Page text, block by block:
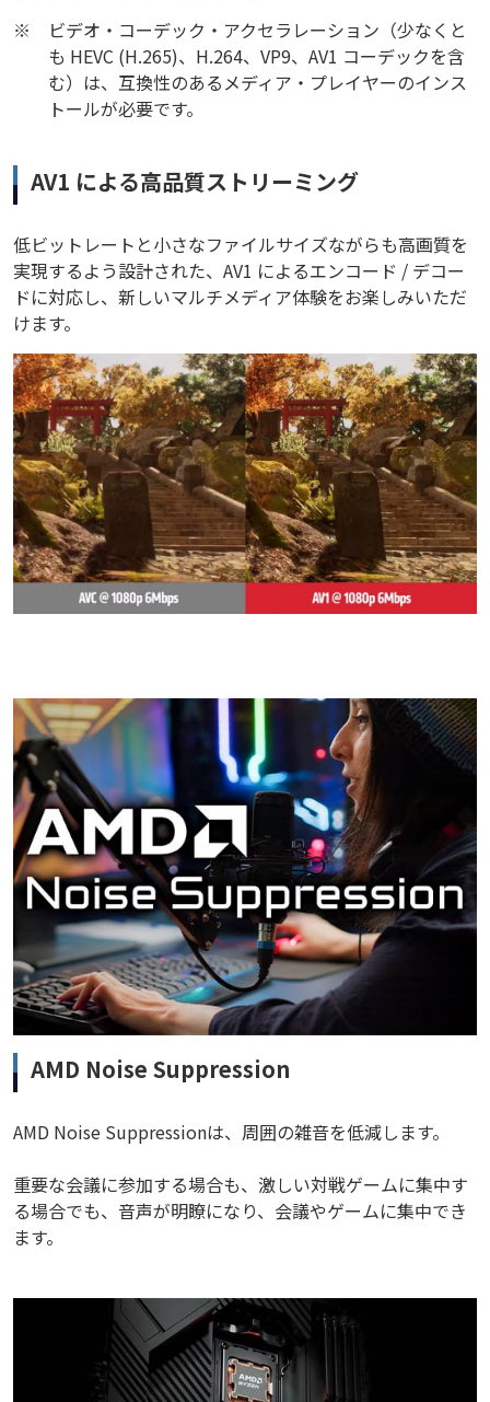
※
ビデオ・コーデック・アクセラレーション（少なくと
も HEVC (H.265)、H.264、VP9、AV1 コーデックを含
む）は、互換性のあるメディア・プレイヤーのインス
トールが必要です。
AV1 による高品質ストリーミング
低ビットレートと小さなファイルサイズながらも高画質を
実現するよう設計された、AV1 によるエンコード / デコー
ドに対応し、新しいマルチメディア体験をお楽しみいただ
けます。
AMD Noise Suppression
AMD Noise Suppressionは、周囲の雑音を低減します。
重要な会議に参加する場合も、激しい対戦ゲームに集中す
る場合でも、音声が明瞭になり、会議やゲームに集中でき
ます。